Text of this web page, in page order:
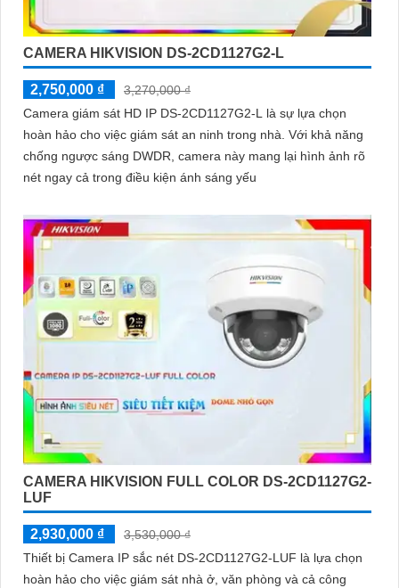
CAMERA HIKVISION DS-2CD1127G2-L
2,750,000 ₫
3,270,000 ₫
Camera giám sát HD IP DS-2CD1127G2-L là sự lựa chọn
hoàn hảo cho việc giám sát an ninh trong nhà. Với khả năng
chống ngược sáng DWDR, camera này mang lại hình ảnh rõ
nét ngay cả trong điều kiện ánh sáng yếu
CAMERA HIKVISION FULL COLOR DS-2CD1127G2-
LUF
2,930,000 ₫
3,530,000 ₫
Thiết bị Camera IP sắc nét DS-2CD1127G2-LUF là lựa chọn
hoàn hảo cho việc giám sát nhà ở, văn phòng và cả công